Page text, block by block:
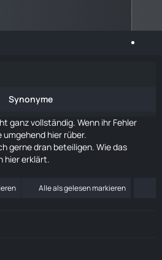
Synonyme
ganz vollständig. Wenn ihr Fehler
umgehend hier rüber.
gerne dran beteiligen. Wie das
hiererklärt.
Alle als gelesen markieren